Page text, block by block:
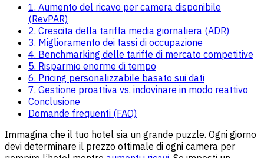
1. Aumento del ricavo per camera disponibile
(RevPAR)
2. Crescita della tariffa media giornaliera (ADR)
3. Miglioramento dei tassi di occupazione
4. Benchmarking delle tariffe di mercato competitive
5. Risparmio enorme di tempo
6. Pricing personalizzabile basato sui dati
7. Gestione proattiva vs. indovinare in modo reattivo
Conclusione
Domande frequenti (FAQ)
Immagina che il tuo hotel sia un grande puzzle. Ogni giorno
devi determinare il prezzo ottimale di ogni camera per